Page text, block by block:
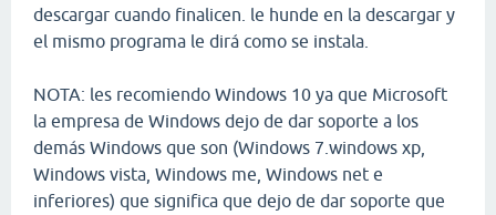
descargar cuando finalicen. le hunde en la descargar y
el mismo programa le dirá como se instala.
NOTA: les recomiendo Windows 10 ya que Microsoft
la empresa de Windows dejo de dar soporte a los
demás Windows que son (Windows 7.windows xp,
Windows vista, Windows me, Windows net e
inferiores) que significa que dejo de dar soporte que